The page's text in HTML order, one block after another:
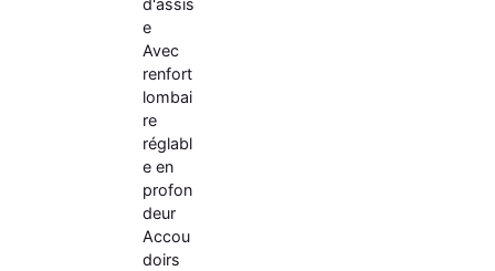
e
Avec
renfort
lombai
re
réglabl
e en
profon
deur
Accou
doirs